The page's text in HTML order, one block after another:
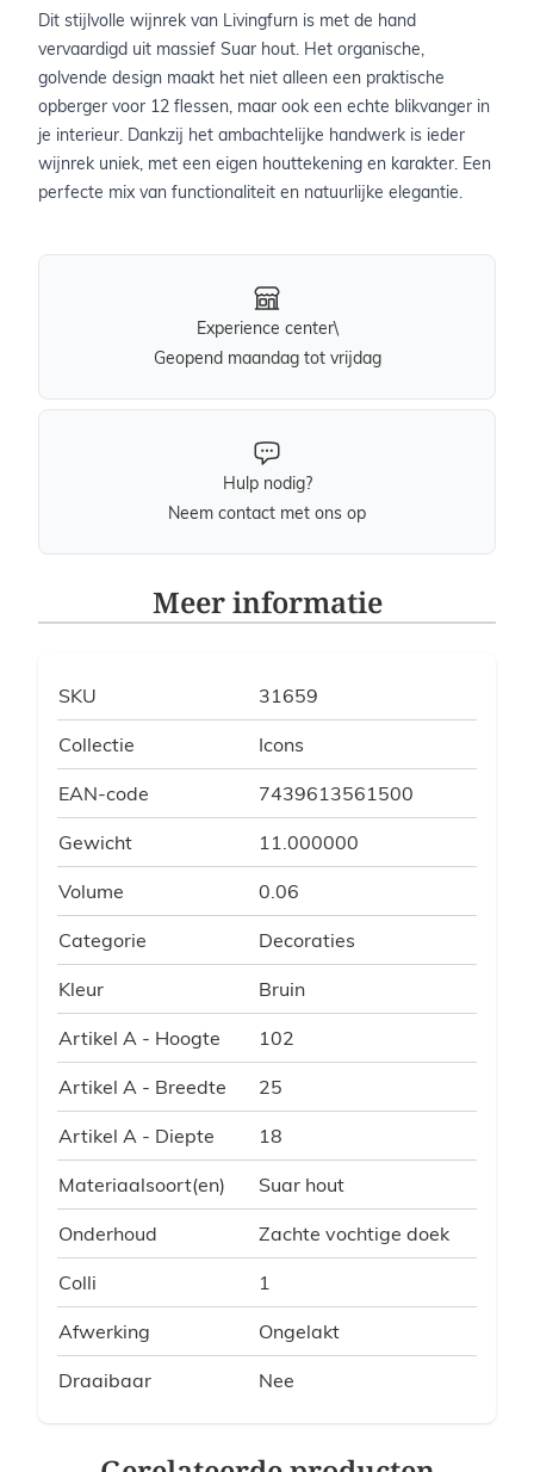
Dit stijlvolle wijnrek van Livingfurn is met de hand
vervaardigd uit massief Suar hout. Het organische,
golvende design maakt het niet alleen een praktische
opberger voor 12 flessen, maar ook een echte blikvanger in
je interieur. Dankzij het ambachtelijke handwerk is ieder
wijnrek uniek, met een eigen houttekening en karakter. Een
perfecte mix van functionaliteit en natuurlijke elegantie.
Experience center\
Geopend maandag tot vrijdag
Hulp nodig?
Neem contact met ons op
Meer informatie
SKU 31659
Collectie Icons
EAN-code 7439613561500
Gewicht 11.000000
Volume 0.06
Categorie Decoraties
Kleur Bruin
Artikel A - Hoogte 102
Artikel A - Breedte 25
Artikel A - Diepte 18
Materiaalsoort(en) Suar hout
Onderhoud Zachte vochtige doek
Colli 1
Afwerking Ongelakt
Draaibaar Nee